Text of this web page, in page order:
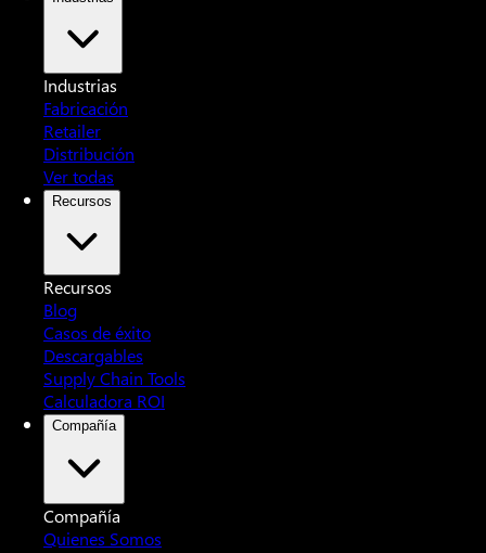
Industrias
Fabricación
Retailer
Distribución
Ver todas
Recursos
Recursos
Blog
Casos de éxito
Descargables
Supply Chain Tools
Calculadora ROI
Compañía
Compañía
Quienes Somos